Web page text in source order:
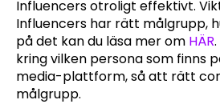
Influencers otroligt effektivt.
Influencers har rätt målgrupp,
på det kan du läsa mer om HÄR
kring vilken persona som finns
media-plattform, så att rätt
målgrupp.